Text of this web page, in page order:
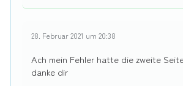
28. Februar 2021 um 20:38
Ach mein Fehler hatte die zweite
danke dir